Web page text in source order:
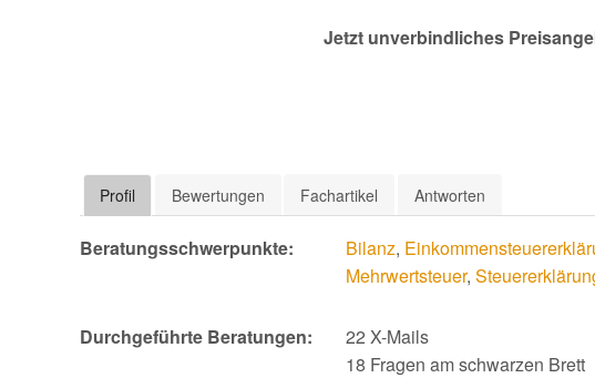
Jetzt unverbindliches
Profil Bewertungen Fachartikel Antworten
Beratungsschwerpunkte: Bilanz,
Mehrwertsteuer,
Durchgeführte Beratungen:
22 X-Mails
18 Fragen am schwarzen Brett